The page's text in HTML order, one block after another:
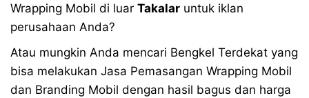
Wrapping Mobil di luar Takalar untuk iklan
perusahaan Anda?
Atau mungkin Anda mencari Bengkel Terdekat yang
bisa melakukan Jasa Pemasangan Wrapping Mobil
dan Branding Mobil dengan hasil bagus dan harga